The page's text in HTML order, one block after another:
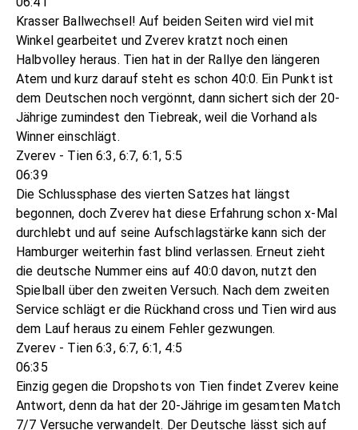
Krasser Ballwechsel! Auf beiden Seiten wird viel mit
Winkel gearbeitet und Zverev kratzt noch einen
Halbvolley heraus. Tien hat in der Rallye den längeren
Atem und kurz darauf steht es schon 40:0. Ein Punkt ist
dem Deutschen noch vergönnt, dann sichert sich der 20-
Jährige zumindest den Tiebreak, weil die Vorhand als
Winner einschlägt.
Zverev - Tien 6:3, 6:7, 6:1, 5:5
06:39
Die Schlussphase des vierten Satzes hat längst
begonnen, doch Zverev hat diese Erfahrung schon x-Mal
durchlebt und auf seine Aufschlagstärke kann sich der
Hamburger weiterhin fast blind verlassen. Erneut zieht
die deutsche Nummer eins auf 40:0 davon, nutzt den
Spielball über den zweiten Versuch. Nach dem zweiten
Service schlägt er die Rückhand cross und Tien wird aus
dem Lauf heraus zu einem Fehler gezwungen.
Zverev - Tien 6:3, 6:7, 6:1, 4:5
06:35
Einzig gegen die Dropshots von Tien findet Zverev keine
Antwort, denn da hat der 20-Jährige im gesamten Match
7/7 Versuche verwandelt. Der Deutsche lässt sich auf